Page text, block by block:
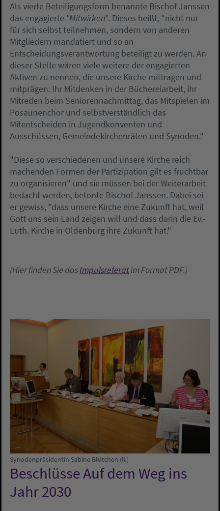
Als vierte Beteiligungsform benannte Bischof Janssen
das engagierte "Mitwirken". Dieses heißt, "nicht nur
für sich selbst teilnehmen, sondern von anderen
Mitgliedern mandatiert und so an
Entscheidungsverantwortung beteiligt zu werden. An
dieser Stelle wären viele weitere der engagierten
Aktiven zu nennen, die unsere Kirche mittragen und
mitprägen: Ihr Mitdenken in der Büchereiarbeit, ihr
Mitreden beim Seniorennachmittag, das Mitspielen im
Posaunenchor und selbstverständlich das
Mitentscheiden in Jugendkonventen und
Ausschüssen, Gemeindekirchenräten und Synoden."
"Diese so verschiedenen und unsere Kirche reich
machenden Formen der Partizipation gilt es fruchtbar
zu organisieren" und sie müssen bei der Weiterarbeit
bedacht werden, betonte Bischof Janssen. Dabei sei
er gewiss, "dass unsere Kirche eine Zukunft hat, weil
Gott uns sein Land zeigen will und dass darin die Ev.-
Luth. Kirche in Oldenburg ihre Zukunft hat."
(Hier finden Sie dasImpulsreferatim Format PDF.)
Synodenpräsidentin Sabine Blütchen (li.)
Beschlüsse Auf dem Weg ins
Jahr 2030